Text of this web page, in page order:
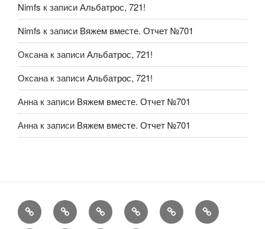
Nimfs к записиАльбатрос, 721!
Nimfs к записи Вяжем вместе. Отчет №701
Оксанак записиАльбатрос, 721!
Оксанак записиАльбатрос, 721!
Аннак записи Вяжем вместе. Отчет №701
Аннак записи Вяжем вместе. Отчет №701
FAQ Рукоделие
А
еще
Мы КонкурсыОбменник